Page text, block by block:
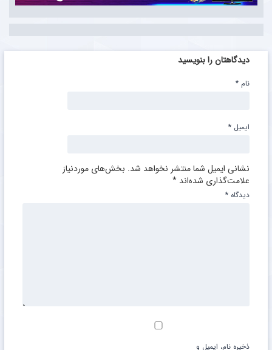
دیدگاهتان را بنویسید
نشانی ایمیل شما منتشر نخواهد شد. بخش‌های موردنیاز
علامت‌گذاری شده‌اند *
دیدگاه *
نام *
ایمیل *
ذخیره نام، ایمیل و